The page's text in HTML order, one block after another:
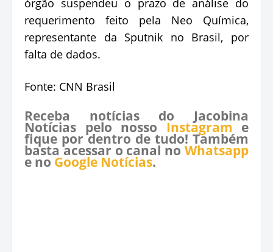
requerimento feito pela Neo Química,
representante da Sputnik no Brasil, por
falta de dados.
Fonte: CNN Brasil
Receba notícias do Jacobina
Notícias pelo nosso Instagram e
fique por dentro de tudo! Também
basta acessar o canal no Whatsapp
e no Google Notícias.